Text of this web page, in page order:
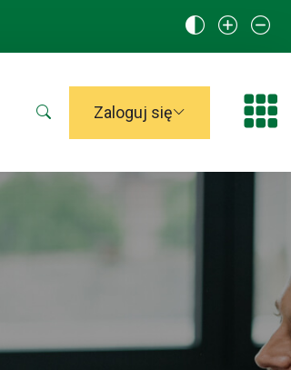
Otwórz wyszukiwarkę
Zaloguj się